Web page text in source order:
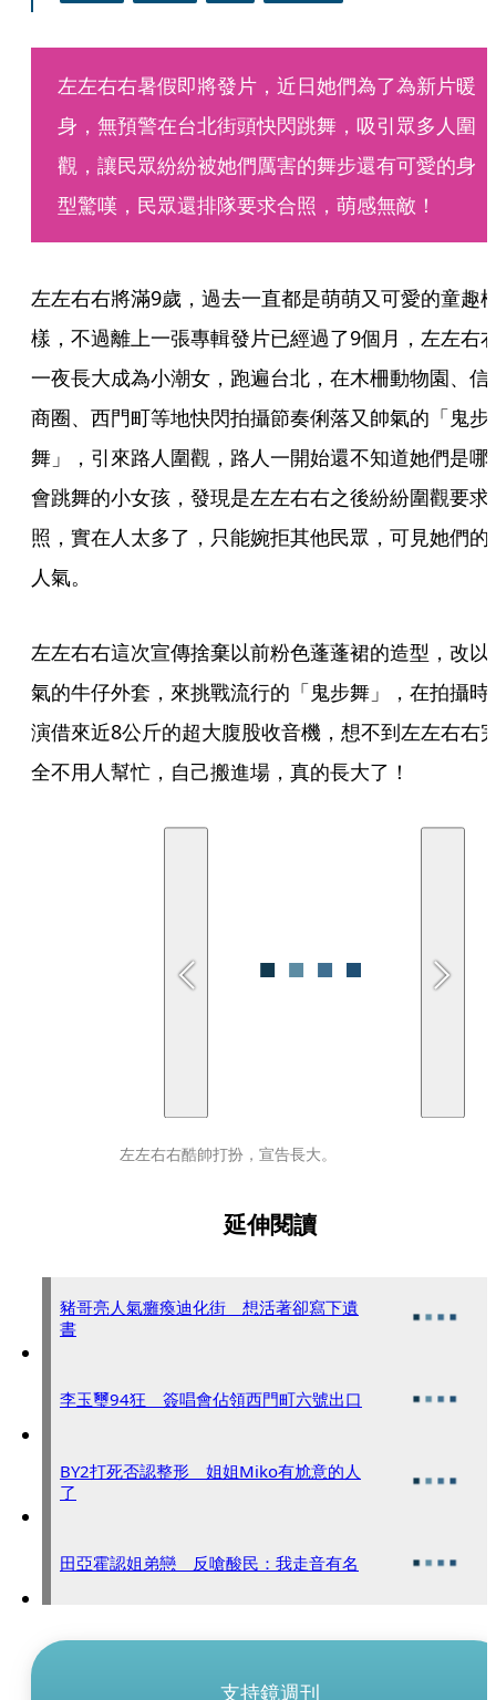
左左右右暑假即將發片，近日她們為了為新片暖
身，無預警在台北街頭快閃跳舞，吸引眾多人圍
觀，讓民眾紛紛被她們厲害的舞步還有可愛的身
型驚嘆，民眾還排隊要求合照，萌感無敵！
左左右右將滿9歲，過去一直都是萌萌又可愛的童趣
樣，不過離上一張專輯發片已經過了9個月，左左右
一夜長大成為小潮女，跑遍台北，在木柵動物園、信
商圈、西門町等地快閃拍攝節奏俐落又帥氣的「鬼步
舞」，引來路人圍觀，路人一開始還不知道她們是哪
會跳舞的小女孩，發現是左左右右之後紛紛圍觀要求
照，實在人太多了，只能婉拒其他民眾，可見她們的
人氣。
左左右右這次宣傳捨棄以前粉色蓬蓬裙的造型，改以
氣的牛仔外套，來挑戰流行的「鬼步舞」，在拍攝時
演借來近8公斤的超大腹股收音機，想不到左左右右
全不用人幫忙，自己搬進場，真的長大了！
左左右右酷帥打扮，宣告長大。
延伸閱讀
豬哥亮人氣癱瘓迪化街 想活著卻寫下遺
書
李玉璽94狂 簽唱會佔領西門町六號出口
BY2打死否認整形 姐姐Miko有尬意的人
了
田亞霍認姐弟戀 反嗆酸民：我走音有名
支持鏡週刊